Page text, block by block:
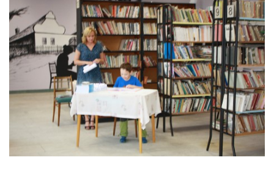
KONTAKTY
ON-LINE KATALOG
WEBOVÁ KAMERA
VIDEA Z DRONU